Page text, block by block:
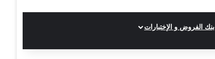
بنك الفروض و الإختبارات